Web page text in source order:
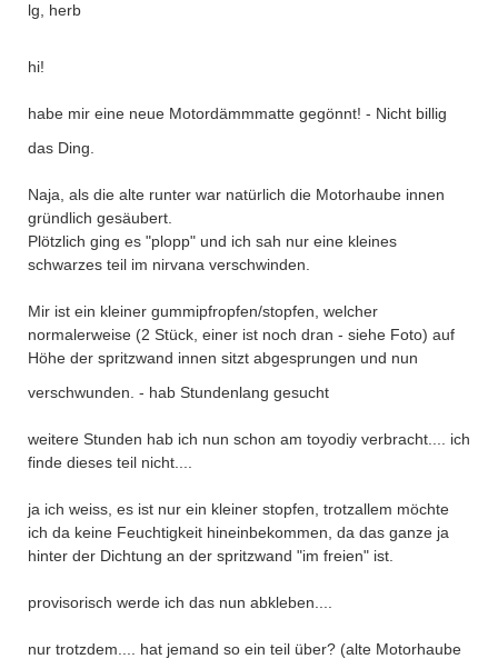
lg, herb
hi!
habe mir eine neue Motordämmmatte gegönnt! - Nicht billig
das Ding.
Naja, als die alte runter war natürlich die Motorhaube innen
gründlich gesäubert.
Plötzlich ging es "plopp" und ich sah nur eine kleines
schwarzes teil im nirvana verschwinden.
Mir ist ein kleiner gummipfropfen/stopfen, welcher
normalerweise (2 Stück, einer ist noch dran - siehe Foto) auf
Höhe der spritzwand innen sitzt abgesprungen und nun
verschwunden. - hab Stundenlang gesucht
weitere Stunden hab ich nun schon am toyodiy verbracht.... ich
finde dieses teil nicht....
ja ich weiss, es ist nur ein kleiner stopfen, trotzallem möchte
ich da keine Feuchtigkeit hineinbekommen, da das ganze ja
hinter der Dichtung an der spritzwand "im freien" ist.
provisorisch werde ich das nun abkleben....
nur trotzdem.... hat jemand so ein teil über? (alte Motorhaube